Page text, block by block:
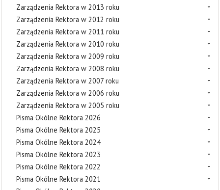
Zarządzenia Rektora w 2013 roku
Zarządzenia Rektora w 2012 roku
Zarządzenia Rektora w 2011 roku
Zarządzenia Rektora w 2010 roku
Zarządzenia Rektora w 2009 roku
Zarządzenia Rektora w 2008 roku
Zarządzenia Rektora w 2007 roku
Zarządzenia Rektora w 2006 roku
Zarządzenia Rektora w 2005 roku
Pisma Okólne Rektora 2026
Pisma Okólne Rektora 2025
Pisma Okólne Rektora 2024
Pisma Okólne Rektora 2023
Pisma Okólne Rektora 2022
Pisma Okólne Rektora 2021